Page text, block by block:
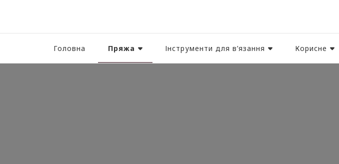
Головна Пряжа Інструменти для в’язання Корисне